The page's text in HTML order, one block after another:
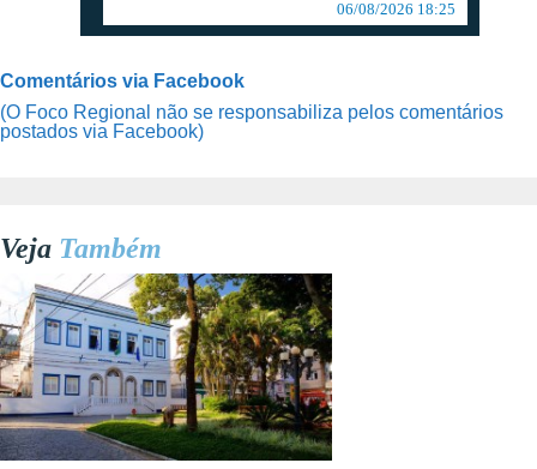
06/08/2026 18:25
Comentários via Facebook
(O Foco Regional não se responsabiliza pelos comentários
postados via Facebook)
Veja Também